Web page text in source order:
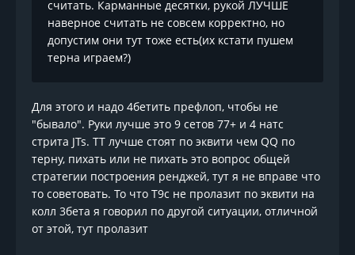
считать. Карманные десятки, рукой ЛУЧШЕ
наверное считать не совсем корректно, но
допустим они тут тоже есть(их кстати пушем
терна играем?)
Для этого и надо 4бетить префлоп, чтобы не
"бывало". Руки лучше это 9 сетов 77+ и 4 натс
стрита JTs. ТТ лучше стоят по эквити чем QQ по
терну, пихать или не пихать это вопрос общей
стратегии построения ренджей, тут я не вправе что
то советовать. То что Т9с не пролазит по эквити на
колл 3бета я говорил по другой ситуации, отличной
от этой, тут пролазит